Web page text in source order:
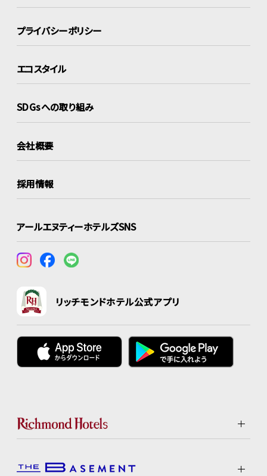
プライバシーポリシー
エコスタイル
SDGsへの取り組み
会社概要
採用情報
アールエヌティーホテルズSNS
リッチモンドホテル公式アプリ